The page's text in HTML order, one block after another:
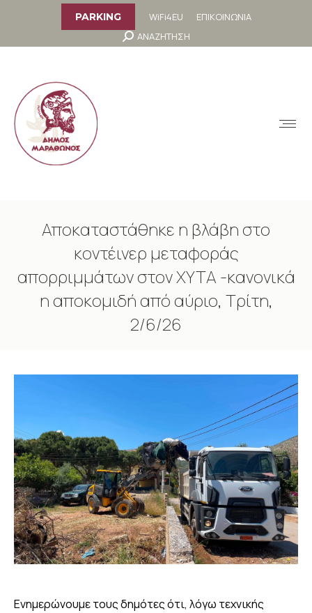
PARKING WiFi4EU
ΕΠΙΚΟΙΝΩΝΙΑ
Search:
ΑΝΑΖΗΤΗΣΗ
Αποκαταστάθηκε η βλάβη στο
κοντέινερ μεταφοράς
απορριμμάτων στον ΧΥΤΑ -κανονικά
η αποκομιδή από αύριο, Τρίτη,
2/6/26
Ενημερώνουμε τους δημότες ότι, λόγω τεχνικής